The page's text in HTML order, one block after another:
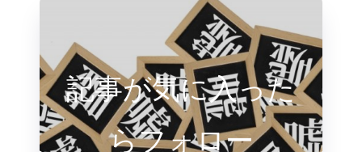
記事が気に入った
らフォロー